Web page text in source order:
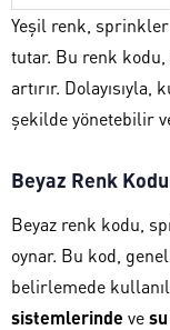
Yeşil renk,
tutar. Bu renk
artırır.
şekilde yönetebilir
Beyaz Renk
Beyaz renk kodu,
oynar. Bu kod,
belirlemede
sistemlerinde ve